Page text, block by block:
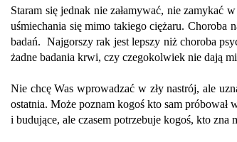
Staram się jednak nie załamywać, nie zamykać
uśmiechania się mimo takiego ciężaru.
badań. Najgorszy rak jest lepszy niż choroba
żadne badania krwi, czy czegokolwiek nie dają
Nie chcę Was wprowadzać w zły nastrój, ale
ostatnia. Może poznam kogoś kto sam
i budujące, ale czasem potrzebuje kogoś, kto zna